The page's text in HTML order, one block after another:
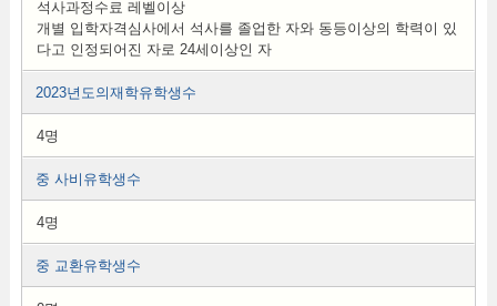
석사과정수료 레벨이상
개별 입학자격심사에서 석사를 졸업한 자와 동등이상의 학력이 있
다고 인정되어진 자로 24세이상인 자
2023년도의재학유학생수
4명
중 사비유학생수
4명
중 교환유학생수